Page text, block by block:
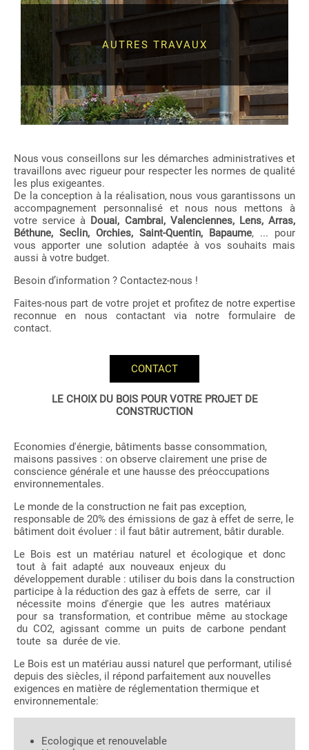
AUTRES TRAVAUX
Nous vous conseillons sur les démarches administratives et
travaillons avec rigueur pour respecter les normes de qualité
les plus exigeantes.
De la conception à la réalisation, nous vous garantissons un
accompagnement personnalisé et nous nous mettons à
votre service à Douai, Cambrai, Valenciennes, Lens, Arras,
Béthune, Seclin, Orchies, Saint-Quentin, Bapaume, ... pour
vous apporter une solution adaptée à vos souhaits mais
aussi à votre budget.
Besoin d’information ? Contactez-nous !
Faites-nous part de votre projet et profitez de notre expertise
reconnue en nous contactant via notre formulaire de
contact.
CONTACT
LE CHOIX DU BOIS POUR VOTRE PROJET DE
CONSTRUCTION
Economies d'énergie, bâtiments basse consommation,
maisons passives : on observe clairement une prise de
conscience générale et une hausse des préoccupations
environnementales.
Le monde de la construction ne fait pas exception,
responsable de 20% des émissions de gaz à effet de serre, le
bâtiment doit évoluer : il faut bâtir autrement, bâtir durable.
Le Bois est un matériau naturel et écologique et donc
tout à fait adapté aux nouveaux enjeux du
développement durable : utiliser du bois dans la construction
participe à la réduction des gaz à effets de serre, car il
nécessite moins d'énergie que les autres matériaux
pour sa transformation, et contribue même au stockage
du CO2, agissant comme un puits de carbone pendant
toute sa durée de vie.
Le Bois est un matériau aussi naturel que performant, utilisé
depuis des siècles, il répond parfaitement aux nouvelles
exigences en matière de réglementation thermique et
environnementale:
Ecologique et renouvelable